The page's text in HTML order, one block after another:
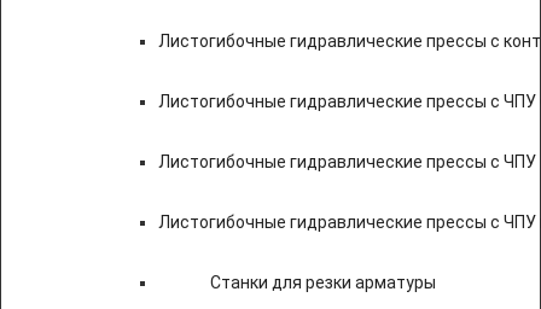
Листогибочные гидравлические прессы с
Листогибочные гидравлические прессы с
Листогибочные гидравлические прессы с ЧПУ
Листогибочные гидравлические прессы с
Станки для резки арматуры